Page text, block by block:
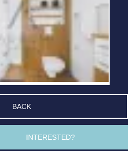
BACK
INTERESTED?